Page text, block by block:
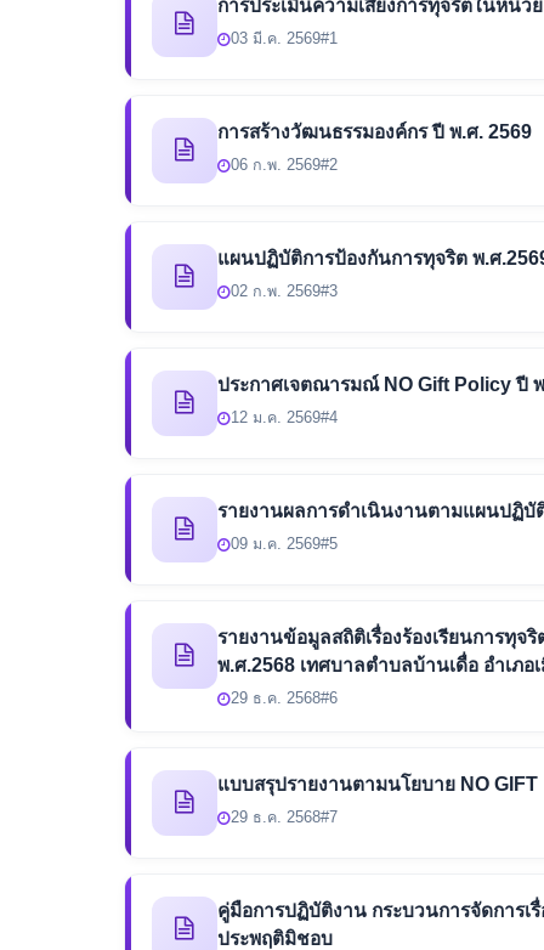
การประเมินความเสี่ยงการทุจริตในหน่
03 มี.ค. 2569#1
การสร้างวัฒนธรรมองค์กร ปี พ.ศ. 2569
06 ก.พ. 2569#2
แผนปฏิบัติการป้องกันการทุจริต พ.ศ
02 ก.พ. 2569#3
ประกาศเจตณารมณ์ NO Gift Policy ปี
12 ม.ค. 2569#4
รายงานผลการดำเนินงานตามแผนปฏิบั
09 ม.ค. 2569#5
รายงานข้อมูลสถิติเรื่องร้องเรียนการทุ
พ.ศ.2568 เทศบาลตำบลบ้านเดื่อ อำเภ
29 ธ.ค. 2568#6
แบบสรุปรายงานตามนโยบาย NO
29 ธ.ค. 2568#7
คู่มือการปฏิบัติงาน กระบวนการจัดการเ
ประพฤติมิชอบ